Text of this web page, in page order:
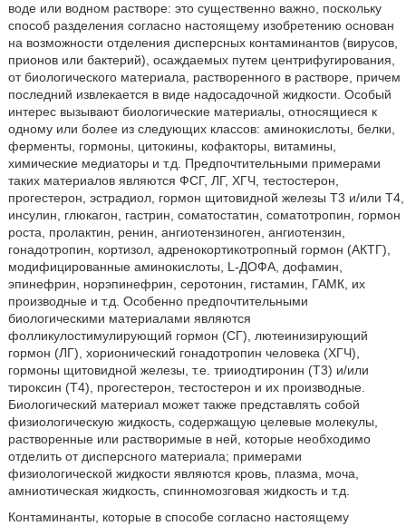
воде или водном растворе: это существенно важно, поскольку
способ разделения согласно настоящему изобретению основан
на возможности отделения дисперсных контаминантов (вирусов,
прионов или бактерий), осаждаемых путем центрифугирования,
от биологического материала, растворенного в растворе, причем
последний извлекается в виде надосадочной жидкости. Особый
интерес вызывают биологические материалы, относящиеся к
одному или более из следующих классов: аминокислоты, белки,
ферменты, гормоны, цитокины, кофакторы, витамины,
химические медиаторы и т.д. Предпочтительными примерами
таких материалов являются ФСГ, ЛГ, ХГЧ, тестостерон,
прогестерон, эстрадиол, гормон щитовидной железы Т3 и/или Т4,
инсулин, глюкагон, гастрин, соматостатин, соматотропин, гормон
роста, пролактин, ренин, ангиотензиноген, ангиотензин,
гонадотропин, кортизол, адренокортикотропный гормон (АКТГ),
модифицированные аминокислоты, L-ДОФА, дофамин,
эпинефрин, норэпинефрин, серотонин, гистамин, ГАМК, их
производные и т.д. Особенно предпочтительными
биологическими материалами являются
фолликулостимулирующий гормон (СГ), лютеинизирующий
гормон (ЛГ), хорионический гонадотропин человека (ХГЧ),
гормоны щитовидной железы, т.е. трииодтиронин (Т3) и/или
тироксин (Т4), прогестерон, тестостерон и их производные.
Биологический материал может также представлять собой
физиологическую жидкость, содержащую целевые молекулы,
растворенные или растворимые в ней, которые необходимо
отделить от дисперсного материала; примерами
физиологической жидкости являются кровь, плазма, моча,
амниотическая жидкость, спинномозговая жидкость и т.д.
Контаминанты, которые в способе согласно настоящему